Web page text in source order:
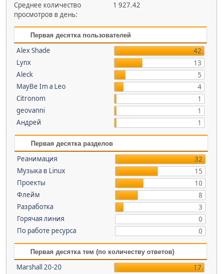
Среднее количество
просмотров в день:
1 927.42
Первая десятка пользователей
Alex Shade
42
Lynx
13
Aleck
5
MayBe Im a Leo
4
Citronom
1
geovanni
1
Андрей
1
Первая десятка разделов
Реанимация
32
Музыка в Linux
15
Проекты
10
Флейм
8
Разработка
3
Горячая линия
0
По работе ресурса
0
Первая десятка тем (по количеству ответов)
Marshall 20-20
17